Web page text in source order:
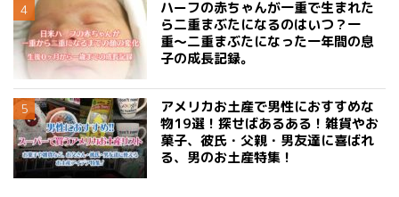
ハーフの赤ちゃんが一重で生まれた
ら二重まぶたになるのはいつ？一
重〜二重まぶたになった一年間の息
子の成長記録。
アメリカお土産で男性におすすめな
物19選！探せばあるある！雑貨やお
菓子、彼氏・父親・男友達に喜ばれ
る、男のお土産特集！